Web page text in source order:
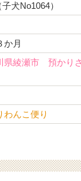
犬No1064）
か月
県綾瀬市 預かり
わんこ便り